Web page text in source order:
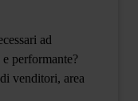
ad
performante?
venditori, area